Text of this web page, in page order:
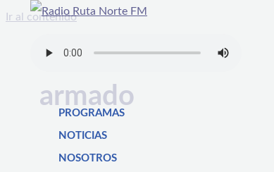
Ir al contenido
PROGRAMAS
NOTICIAS
NOSOTROS
armado